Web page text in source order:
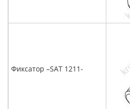
Фиксатор –SAT 1211-